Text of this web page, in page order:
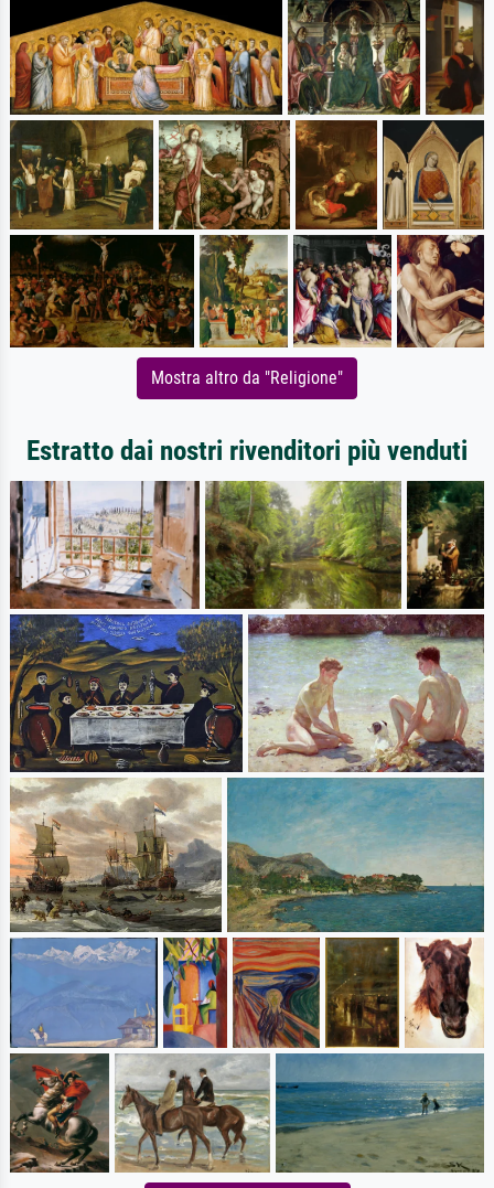
Mostra altro da "Religione"
Estratto dai nostri rivenditori più venduti